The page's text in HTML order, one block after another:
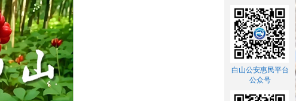
白山公安惠民平台
公众号